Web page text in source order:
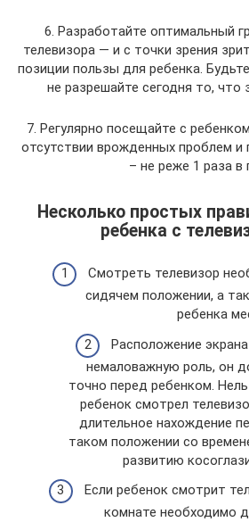
6. Разработайте оптимальный
телевизора — и с точки зрения
позиции пользы для ребенка.
не разрешайте сегодня то, что
7. Регулярно посещайте с
отсутствии врожденных проблем и
– не реже 1 раза в
Несколько простых
ребенка с
Смотреть телевизор
сидячем положении, а
ребенка
Расположение
немаловажную роль, он
точно перед ребенком.
ребенок смотрел
длительное нахождение
таком положении со
развитию
Если ребенок смотрит
комнате необходимо